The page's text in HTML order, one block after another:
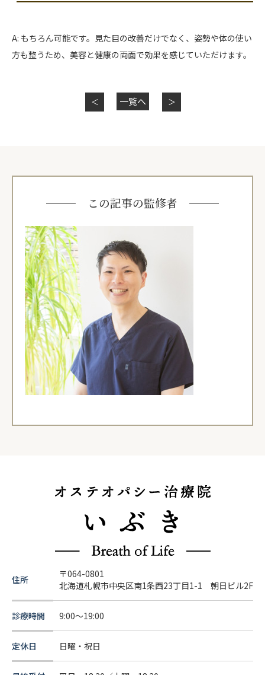
A: もちろん可能です。見た目の改善だけでなく、姿勢や体の使い
方も整うため、美容と健康の両面で効果を感じていただけます。
＜ 一覧へ ＞
この記事の監修者
住所
〒064-0801
北海道札幌市中央区南1条西23丁目1-1 朝日ビル2F
診療時間 9:00～19:00
定休日 日曜・祝日